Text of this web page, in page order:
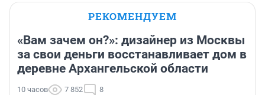
РЕКОМЕНДУЕМ
«Вам зачем он?»: дизайнер из Москвы
за свои деньги восстанавливает дом в
деревне Архангельской области
10 часов 7 852 8